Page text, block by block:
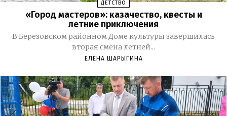
ДЕТСТВО
«Город мастеров»: казачество, квесты и
летние приключения
В Березовском районном Доме культуры завершилась
вторая смена летней...
ЕЛЕНА ШАРЫГИНА